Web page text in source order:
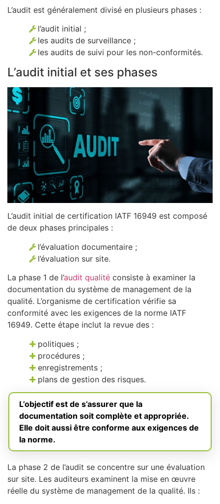
L’audit est généralement divisé en plusieurs phases :
l’audit initial ;
les audits de surveillance ;
les audits de suivi pour les non-conformités.
L’audit initial et ses phases
L’audit initial de certification IATF 16949 est composé
de deux phases principales :
l’évaluation documentaire ;
l’évaluation sur site.
La phase 1 de l’audit qualité consiste à examiner la
documentation du système de management de la
qualité. L’organisme de certification vérifie sa
conformité avec les exigences de la norme IATF
16949. Cette étape inclut la revue des :
politiques ;
procédures ;
enregistrements ;
plans de gestion des risques.
L’objectif est de s’assurer que la
documentation soit complète et appropriée.
Elle doit aussi être conforme aux exigences de
la norme.
La phase 2 de l’audit se concentre sur une évaluation
sur site. Les auditeurs examinent la mise en œuvre
réelle du système de management de la qualité. Ils :